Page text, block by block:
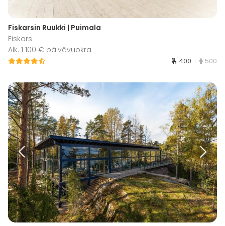
Fiskarsin Ruukki | Puimala
Fiskars
Alk. 1 100 € päivävuokra
400 500